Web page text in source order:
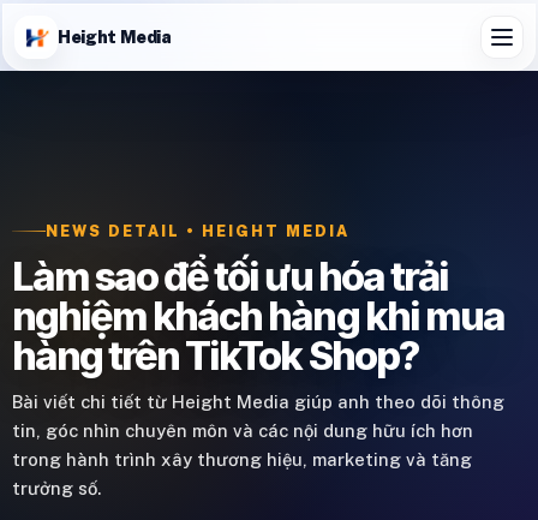
Height Media
NEWS DETAIL • HEIGHT MEDIA
Làm sao để tối ưu hóa trải
nghiệm khách hàng khi mua
hàng trên TikTok Shop?
Bài viết chi tiết từ Height Media giúp anh theo dõi thông
tin, góc nhìn chuyên môn và các nội dung hữu ích hơn
trong hành trình xây thương hiệu, marketing và tăng
trưởng số.